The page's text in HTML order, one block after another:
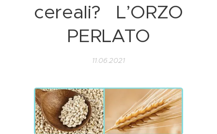
cereali? L’ORZO
PERLATO
11.06.2021